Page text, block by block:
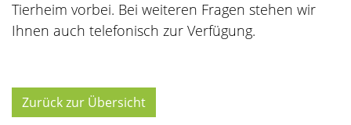
Tierheim vorbei. Bei weiteren Fragen stehen wir
Ihnen auch telefonisch zur Verfügung.
Zurück zur Übersicht